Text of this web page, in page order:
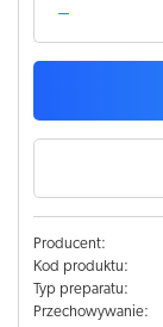
Producent:
Kod produktu:
Typ preparatu:
Przechowywanie: